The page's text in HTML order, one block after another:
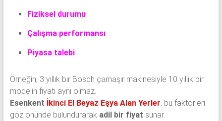
Fiziksel durumu
Çalışma performansı
Piyasa talebi
Örneğin, 3 yıllık bir Bosch çamaşır makinesiyle 10 yıllık bir
modelin fiyatı aynı olmaz.
Esenkent İkinci El Beyaz Eşya Alan Yerler, bu faktörleri
göz önünde bulundurarak adil bir fiyat sunar.